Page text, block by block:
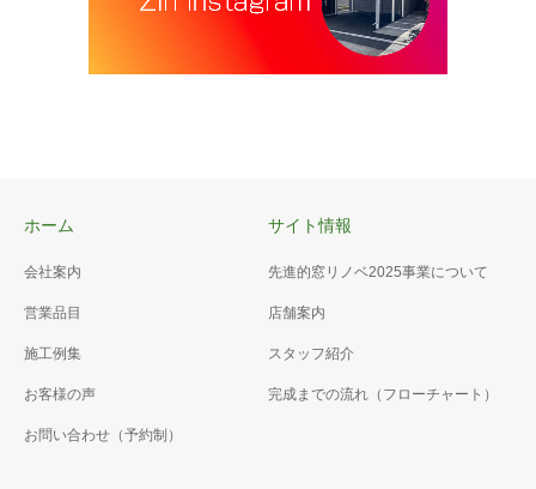
ホーム
会社案内
営業品目
施工例集
お客様の声
お問い合わせ（予約制）
サイト情報
先進的窓リノベ2025事業について
店舗案内
スタッフ紹介
完成までの流れ（フローチャート）